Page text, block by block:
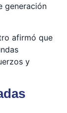
generación
afirmó que
y